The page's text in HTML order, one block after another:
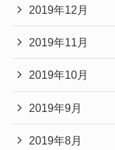
2019年12月
2019年11月
2019年10月
2019年9月
2019年8月